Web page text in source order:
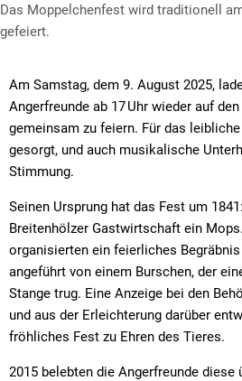
Das Moppelchenfest wird traditionell
gefeiert.
Am Samstag, dem 9. August 2025,
Angerfreunde ab 17 Uhr wieder auf
gemeinsam zu feiern. Für das
gesorgt, und auch musikalische
Stimmung.
Seinen Ursprung hat das Fest um
Breitenhölzer Gastwirtschaft ein
organisierten ein feierliches
angeführt von einem Burschen, der
Stange trug. Eine Anzeige bei den
und aus der Erleichterung darüber
fröhliches Fest zu Ehren des Tieres.
2015 belebten die Angerfreunde diese